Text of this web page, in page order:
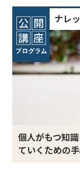
ナレ
個人がもつ知
ていくための